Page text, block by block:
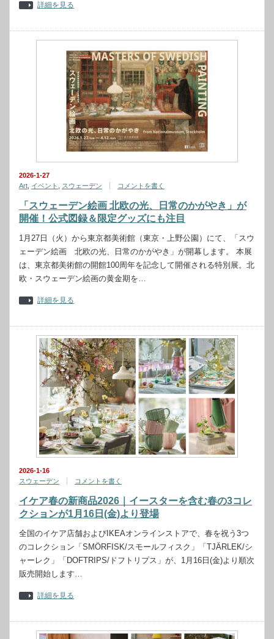
詳細を見る
2026-1-27
Art イベント スウェーデン コメントを書く
「スウェーデン絵画 北欧の光、日常のかがやき」が
開催！公式図録＆限定グッズにも注目
1月27日（火）から東京都美術館（東京・上野公園）にて、「スウ
ェーデン絵画 北欧の光、日常のかがやき」が開幕します。 本展
は、東京都美術館の開館100周年を記念して開催される特別展。北
欧・スウェーデン絵画の黄金期を…
詳細を見る
2026-1-16
スウェーデン
コメントを書く
イケア春の新商品2026｜イースターを含む春の3コレ
クションが1月16日(金)より登場
全国のイケア店舗およびIKEAオンラインストアで、春を祝う3つ
のコレクション「SMÖRFISK/スモールフィスク」「TJÄRLEK/シ
ャーレク」「DOFTRIPS/ドフトリプス」が、1月16日(金)より順次
販売開始します…
詳細を見る